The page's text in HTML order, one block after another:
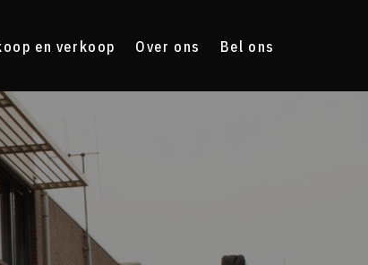
en verkoop Over ons Bel ons